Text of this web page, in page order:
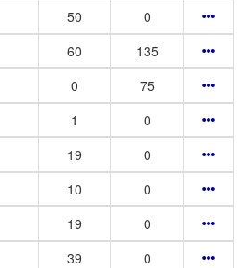
50
0
60
135
0
75
1
0
19
0
10
0
19
0
39
0